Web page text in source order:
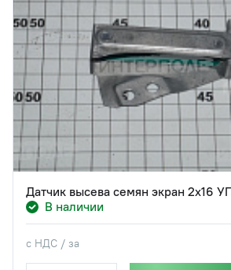
Датчик высева семян экран 2х16
В наличии
с НДС / за